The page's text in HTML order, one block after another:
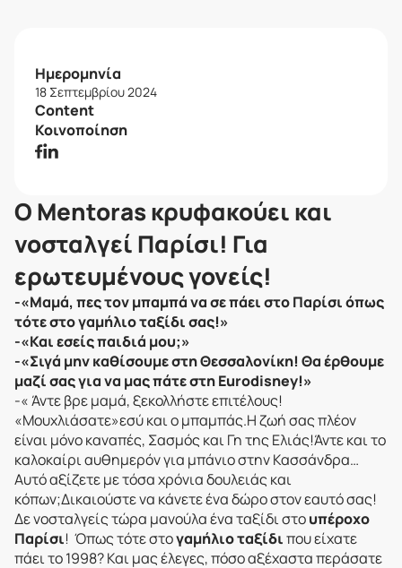
Ημερομηνία
18 Σεπτεμβρίου 2024
Content
Κοινοποίηση
Ο Mentoras κρυφακούει και
νοσταλγεί Παρίσι! Για
ερωτευμένους γονείς!
-«Μαμά, πες τον μπαμπά να σε πάει στο Παρίσι όπως
τότε στο γαμήλιο ταξίδι σας!»
-«Και εσείς παιδιά μου;»
-«Σιγά μην καθίσουμε στη Θεσσαλονίκη! Θα έρθουμε
μαζί σας για να μας πάτε στηEurodisney!»
-« Άντε βρε μαμά, ξεκολλήστε επιτέλους!
«Μουχλιάσατε»εσύ και ο μπαμπάς.H ζωή σας πλέον
είναι μόνο καναπές, Σασμός και Γη της Ελιάς!Άντε και το
καλοκαίρι αυθημερόν για μπάνιο στην Κασσάνδρα…
Αυτό αξίζετε με τόσα χρόνια δουλειάς και
κόπων;Δικαιούστε να κάνετε ένα δώρο στον εαυτό σας!
Δε νοσταλγείς τώρα μανούλα ένα ταξίδι στουπέροχο
Παρίσι! Όπως τότε στογαμήλιο ταξίδιπου είχατε
πάει το 1998? Και μας έλεγες, πόσο αξέχαστα περάσατε